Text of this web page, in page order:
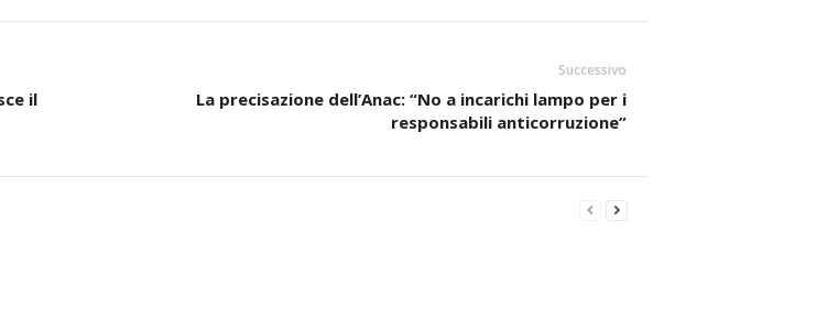
il
Successivo
La precisazione dell’Anac: “No a incarichi lampo per i
responsabili anticorruzione”